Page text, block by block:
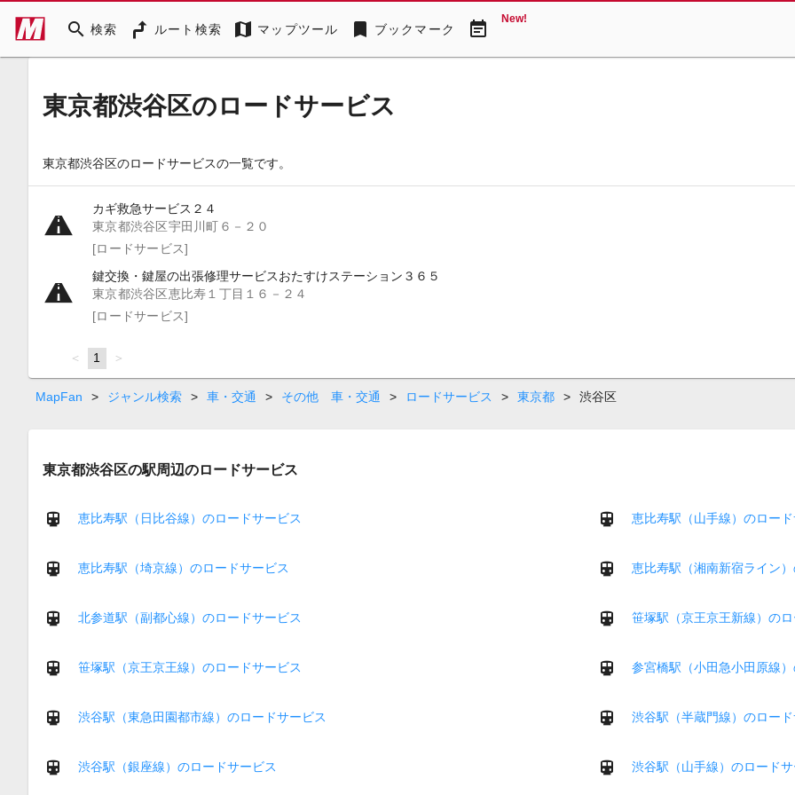
search 検索 ルート検索 map マップツール bookmark ブックマーク event_note New!
東京都渋谷区のロードサービス
東京都渋谷区のロードサービスの一覧です。
カギ救急サービス２４
東京都渋谷区宇田川町６－２０
[ロードサービス]
鍵交換・鍵屋の出張修理サービスおたすけステーション３６５
東京都渋谷区恵比寿１丁目１６－２４
[ロードサービス]
page
You're
on
page
1 page
MapFan > ジャンル検索 > 車・交通 > その他 車・交通 > ロードサービス > 東京都 > 渋谷区
東京都渋谷区の駅周辺のロードサービス
恵比寿駅（日比谷線）のロードサービス 恵比寿駅（山手線）のロー
恵比寿駅（埼京線）のロードサービス 恵比寿駅（湘南新宿ライン
北参道駅（副都心線）のロードサービス 笹塚駅（京王京王新線）の
笹塚駅（京王京王線）のロードサービス 参宮橋駅（小田急小田原線
渋谷駅（東急田園都市線）のロードサービス 渋谷駅（半蔵門線）のロー
渋谷駅（銀座線）のロードサービス 渋谷駅（山手線）のロード